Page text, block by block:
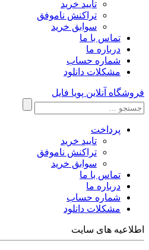
تایید خرید
تراکنش ناموفق
سوابق خرید
تماس با ما
درباره ما
شماره حساب
مشکلات دانلود
فروشگاه آنلاین پویا فایل
پرداخت
تایید خرید
تراکنش ناموفق
سوابق خرید
تماس با ما
درباره ما
شماره حساب
مشکلات دانلود
اطلاعیه های سایت